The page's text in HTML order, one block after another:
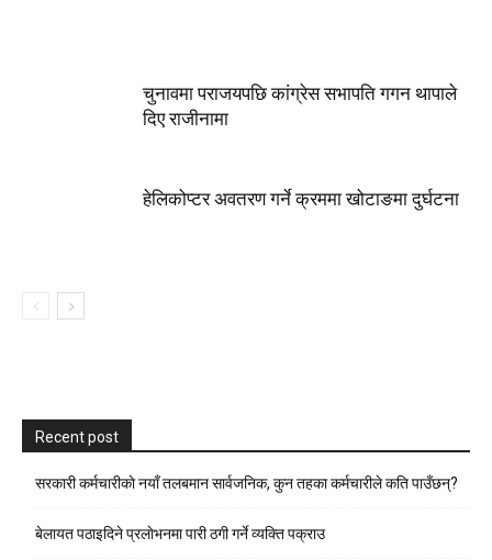
चुनावमा पराजयपछि कांग्रेस सभापति गगन थापाले
दिए राजीनामा
हेलिकोप्टर अवतरण गर्ने क्रममा खोटाङमा दुर्घटना
Recent post
सरकारी कर्मचारीकाे नयाँ तलबमान सार्वजनिक, कुन तहका कर्मचारीले कति पाउँछन्?
बेलायत पठाइदिने प्रलाेभनमा पारी ठगी गर्ने व्यक्ति पक्राउ